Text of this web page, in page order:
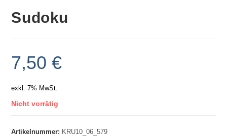
Sudoku
7,50€
exkl. 7% MwSt.
Nicht vorrätig
Artikelnummer: KRU10_06_579